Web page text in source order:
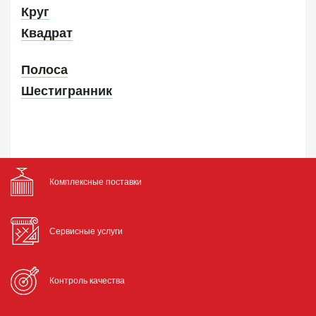
Круг
Квадрат
Полоса
Шестигранник
Комплексные поставки
Сервисные услуги
Контроль качества